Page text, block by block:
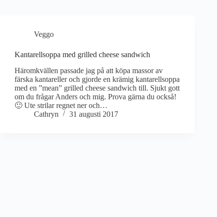
Veggo
Kantarellsoppa med grilled cheese sandwich
Häromkvällen passade jag på att köpa massor av
färska kantareller och gjorde en krämig kantarellsoppa
med en ”mean” grilled cheese sandwich till. Sjukt gott
om du frågar Anders och mig. Prova gärna du också!
🙂 Ute strilar regnet ner och…
Cathryn
31 augusti 2017